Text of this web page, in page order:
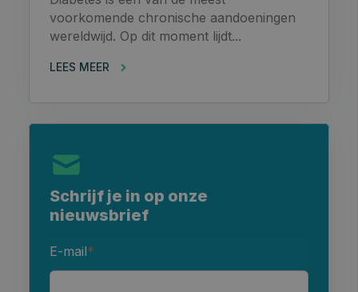
voorkomende chronische aandoeningen
wereldwijd. Op dit moment lijdt...
LEES MEER
Schrijf je in op onze
nieuwsbrief
E-mail*